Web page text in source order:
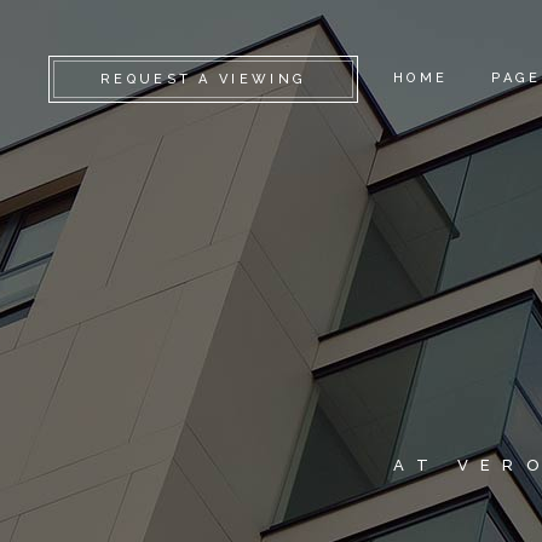
REQUEST A VIEWING HOME
CAMDEN
KENSINGTON
CHELSEA
GREENWICH
FULHAM
LAMBETH
SOUTHWARK
GET
FAQ
404
AT